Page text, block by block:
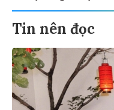
Tin nên đọc